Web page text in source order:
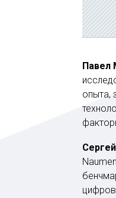
Павел
опыта,